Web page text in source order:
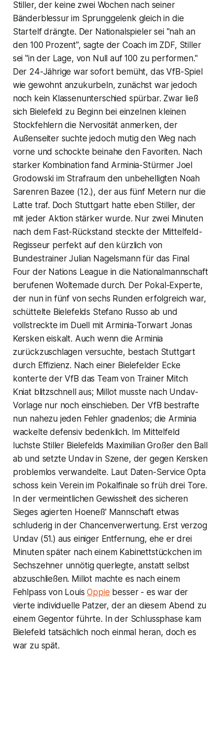
Stiller, der keine zwei Wochen nach seiner
Bänderblessur im Sprunggelenk gleich in die
Startelf drängte. Der Nationalspieler sei "nah an
den 100 Prozent", sagte der Coach im ZDF, Stiller
sei "in der Lage, von Null auf 100 zu performen."
Der 24-Jährige war sofort bemüht, das VfB-Spiel
wie gewohnt anzukurbeln, zunächst war jedoch
noch kein Klassenunterschied spürbar. Zwar ließ
sich Bielefeld zu Beginn bei einzelnen kleinen
Stockfehlern die Nervosität anmerken, der
Außenseiter suchte jedoch mutig den Weg nach
vorne und schockte beinahe den Favoriten. Nach
starker Kombination fand Arminia-Stürmer Joel
Grodowski im Strafraum den unbehelligten Noah
Sarenren Bazee (12.), der aus fünf Metern nur die
Latte traf. Doch Stuttgart hatte eben Stiller, der
mit jeder Aktion stärker wurde. Nur zwei Minuten
nach dem Fast-Rückstand steckte der Mittelfeld-
Regisseur perfekt auf den kürzlich von
Bundestrainer Julian Nagelsmann für das Final
Four der Nations League in die Nationalmannschaft
berufenen Woltemade durch. Der Pokal-Experte,
der nun in fünf von sechs Runden erfolgreich war,
schüttelte Bielefelds Stefano Russo ab und
vollstreckte im Duell mit Arminia-Torwart Jonas
Kersken eiskalt. Auch wenn die Arminia
zurückzuschlagen versuchte, bestach Stuttgart
durch Effizienz. Nach einer Bielefelder Ecke
konterte der VfB das Team von Trainer Mitch
Kniat blitzschnell aus; Millot musste nach Undav-
Vorlage nur noch einschieben. Der VfB bestrafte
nun nahezu jeden Fehler gnadenlos; die Arminia
wackelte defensiv bedenklich. Im Mittelfeld
luchste Stiller Bielefelds Maximilian Großer den Ball
ab und setzte Undav in Szene, der gegen Kersken
problemlos verwandelte. Laut Daten-Service Opta
schoss kein Verein im Pokalfinale so früh drei Tore.
In der vermeintlichen Gewissheit des sicheren
Sieges agierten Hoeneß' Mannschaft etwas
schluderig in der Chancenverwertung. Erst verzog
Undav (51.) aus einiger Entfernung, ehe er drei
Minuten später nach einem Kabinettstückchen im
Sechszehner unnötig querlegte, anstatt selbst
abzuschließen. Millot machte es nach einem
Fehlpass von LouisOppie besser - es war der
vierte individuelle Patzer, der an diesem Abend zu
einem Gegentor führte. In der Schlussphase kam
Bielefeld tatsächlich noch einmal heran, doch es
war zu spät.